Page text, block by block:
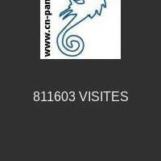
811603VISITES